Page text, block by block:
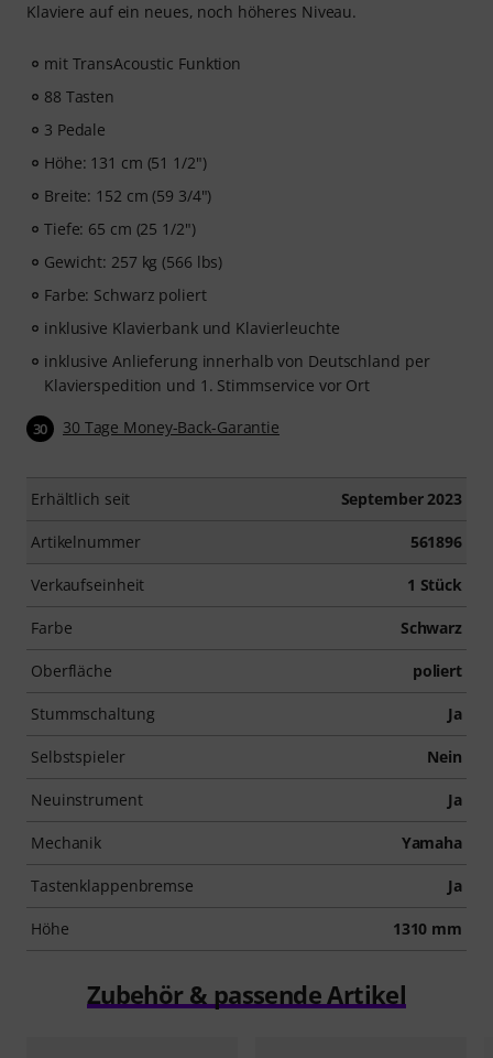
Klaviere auf ein neues, noch höheres Niveau.
mit TransAcoustic Funktion
88 Tasten
3 Pedale
Höhe: 131 cm (51 1/2")
Breite: 152 cm (59 3/4")
Tiefe: 65 cm (25 1/2")
Gewicht: 257 kg (566 lbs)
Farbe: Schwarz poliert
inklusive Klavierbank und Klavierleuchte
inklusive Anlieferung innerhalb von Deutschland per
Klavierspedition und 1. Stimmservice vor Ort
30 30 Tage Money-Back-Garantie
Erhältlich seit September 2023
Artikelnummer 561896
Verkaufseinheit 1 Stück
Farbe Schwarz
Oberfläche poliert
Stummschaltung Ja
Selbstspieler Nein
Neuinstrument Ja
Mechanik Yamaha
Tastenklappenbremse Ja
Höhe 1310 mm
Zubehör & passende Artikel